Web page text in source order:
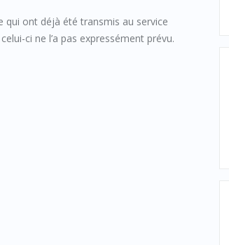
ont déjà été transmis au service
ci ne l’a pas expressément prévu.